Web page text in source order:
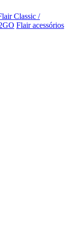
Classic /
Flair acessórios